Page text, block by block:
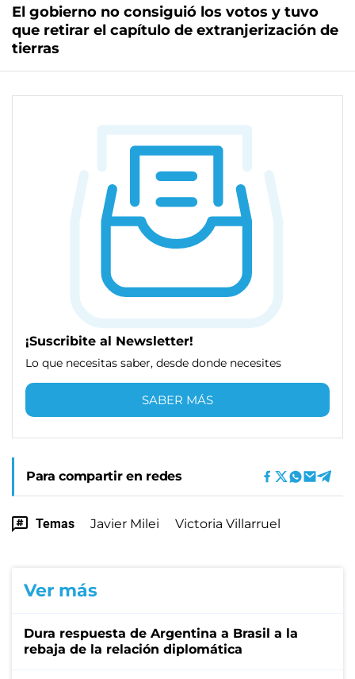
El gobierno no consiguió los votos y tuvo
que retirar el capítulo de extranjerización de
tierras
¡Suscribite al Newsletter!
Lo que necesitas saber, desde donde necesites
SABER MÁS
Para compartir en redes
Temas Javier Milei Victoria Villarruel
Ver más
Dura respuesta de Argentina a Brasil a la
rebaja de la relación diplomática